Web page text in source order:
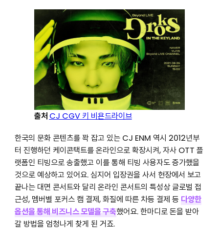
출처 CJ CGV키 비욘드라이브
한국의 문화 콘텐츠를 꽉 잡고 있는 CJ ENM 역시 2012년부
터 진행하던 케이콘택트를 온라인으로 확장시켜, 자사 OTT 플
랫폼인 티빙으로 송출했고 이를 통해 티빙 사용자도 증가했을
것으로 예상하고 있어요. 심지어 입장권을 사서 현장에서 보고
끝나는 대면 콘서트와 달리 온라인 콘서트의 특성상 글로벌 접
근성, 멤버별 포커스 캠 결제, 화질에 따른 차등 결제 등 다양한
옵션을 통해 비즈니스 모델을 구축했어요. 한마디로 돈을 받아
갈 방법을 엄청나게 찾게 된 거죠.